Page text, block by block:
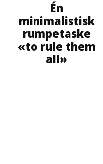
Én
minimalistisk
rumpetaske
«to rule them
all»